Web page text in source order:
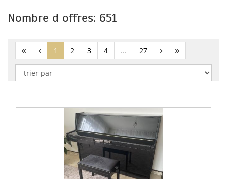
Nombre d offres: 651
1 (current)
2 3 4 ... 27